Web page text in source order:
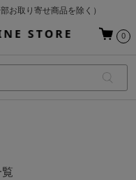
お取り寄せ商品を除く）
離島を除く)
0